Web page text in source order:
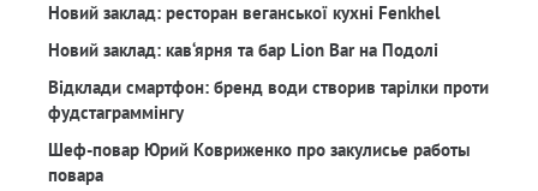
Новий заклад: ресторан веганської кухні Fenkhel
Новий заклад: кав‘ярня та бар Lion Bar на Подолі
Відклади смартфон: бренд води створив тарілки проти
фудстаграммінгу
Шеф-повар Юрий Ковриженко про закулисье работы
повара